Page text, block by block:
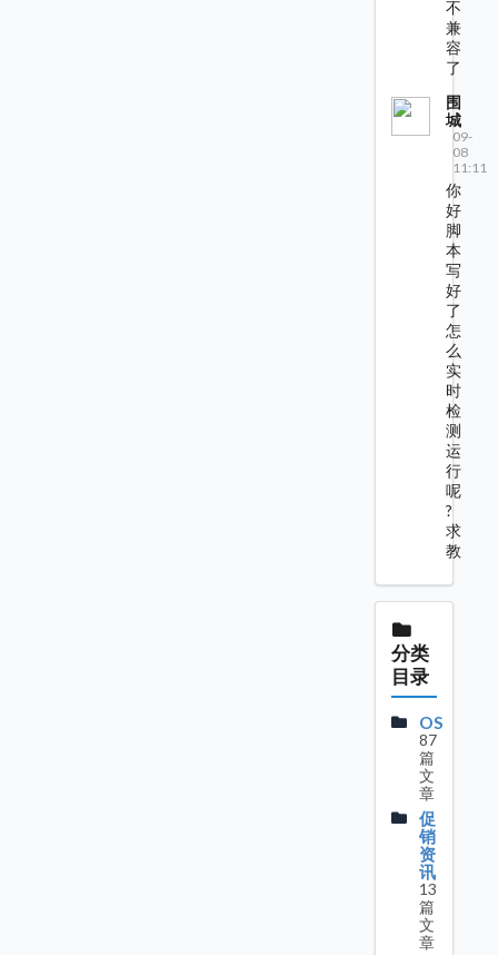
不
兼
容
了
围
城
09-
08
11:11
你
好
脚
本
写
好
了
怎
么
实
时
检
测
运
行
呢
?
求
教
分类
目录
OS
87
篇
文
章
促
销
资
讯
13
篇
文
章